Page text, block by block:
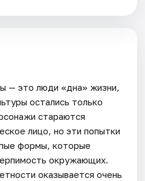
— это люди «дна» жизни,
остались только
стараются
лицо, но эти попытки
формы, которые
окружающих.
оказывается очень